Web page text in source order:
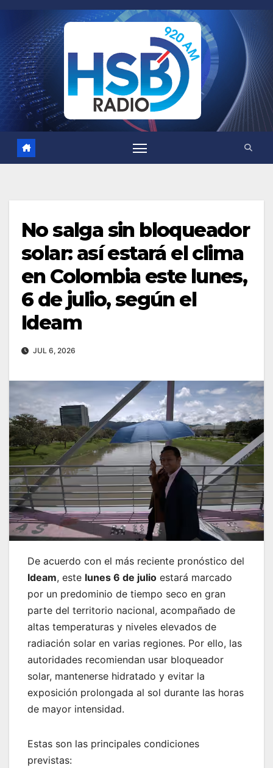
contenido
No salga sin bloqueador
solar: así estará el clima
en Colombia este lunes,
6 de julio, según el
Ideam
JUL 6, 2026
De acuerdo con el más reciente pronóstico del
Ideam, este lunes 6 de julio estará marcado
por un predominio de tiempo seco en gran
parte del territorio nacional, acompañado de
altas temperaturas y niveles elevados de
radiación solar en varias regiones. Por ello, las
autoridades recomiendan usar bloqueador
solar, mantenerse hidratado y evitar la
exposición prolongada al sol durante las horas
de mayor intensidad.
Estas son las principales condiciones
previstas: